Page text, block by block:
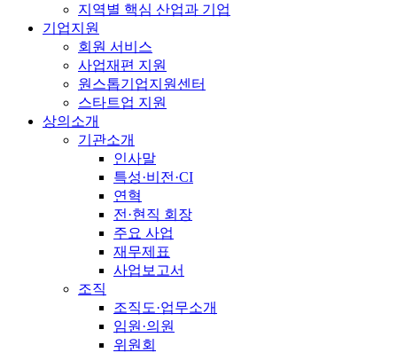
지역별 핵심 산업과 기업
기업지원
회원 서비스
사업재편 지원
원스톱기업지원센터
스타트업 지원
상의소개
기관소개
인사말
특성·비전·CI
연혁
전·현직 회장
주요 사업
재무제표
사업보고서
조직
조직도·업무소개
임원·의원
위원회